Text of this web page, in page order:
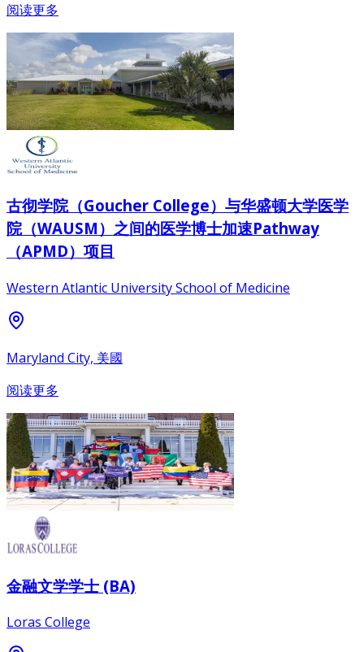
阅读更多
古彻学院（Goucher College）与华盛顿大学医学
院（WAUSM）之间的医学博士加速Pathway
（APMD）项目
Western Atlantic University School of Medicine
Maryland City, 美國
阅读更多
金融文学学士 (BA)
Loras College